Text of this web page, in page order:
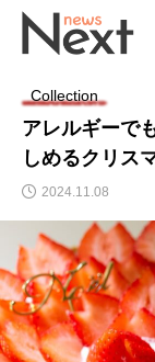
Collection
アレルギーで
しめるクリス
2024.11.08